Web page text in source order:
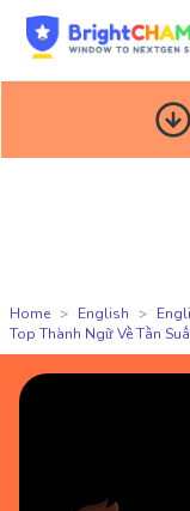
Home English
Top Thành Ngữ Về Tần